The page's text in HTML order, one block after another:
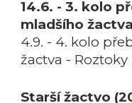
14.6. - 3. kolo
mladšího žactva
4.9. - 4. kolo
žactva - Roztoky
Starší žactvo